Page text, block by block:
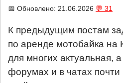
📅 Обновлено: 21.06.2026 💬 31
К предыдущим постам
по аренде мотобайка на
для многих актуальная,
форумах и в чатах почти